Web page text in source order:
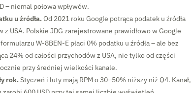
– niemal połowa wpływów.
u źródła.Od 2021 roku Google potrąca podatek u źródła
USA. Polskie JDG zarejestrowane prawidłowo w Google
W-8BEN-E płaci 0% podatku u źródła – ale bez
24% od całości przychodów z USA, nie tylko od części
przy średniej wielkości kanale.
rok.Styczeń i luty mają RPM o 30–50% niższy niż Q4. Kanał,